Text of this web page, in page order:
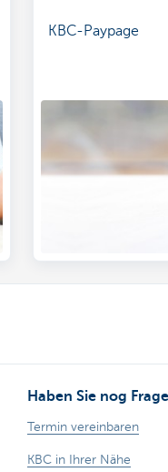
KBC-Paypage
Haben Sie nog
Termin vereinbaren
KBC in Ihrer Nähe